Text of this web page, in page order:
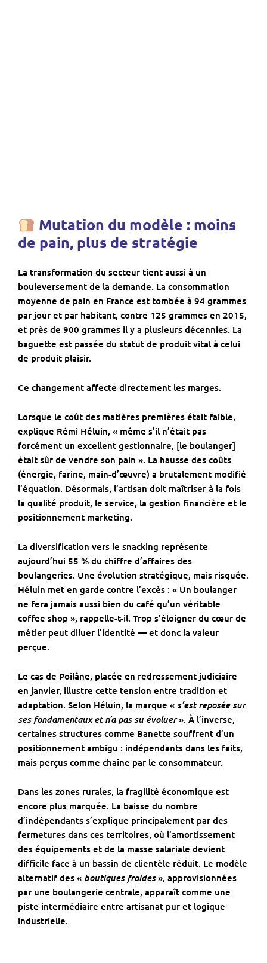
Mutation du modèle : moins
de pain, plus de stratégie
La transformation du secteur tient aussi à un
bouleversement de la demande. La consommation
moyenne de pain en France est tombée à 94 grammes
par jour et par habitant, contre 125 grammes en 2015,
et près de 900 grammes il y a plusieurs décennies. La
baguette est passée du statut de produit vital à celui
de produit plaisir.
Ce changement affecte directement les marges.
Lorsque le coût des matières premières était faible,
explique Rémi Héluin, « même s’il n’était pas
forcément un excellent gestionnaire, [le boulanger]
était sûr de vendre son pain ». La hausse des coûts
(énergie, farine, main-d’œuvre) a brutalement modifié
l’équation. Désormais, l’artisan doit maîtriser à la fois
la qualité produit, le service, la gestion financière et le
positionnement marketing.
La diversification vers le snacking représente
aujourd’hui 55 % du chiffre d’affaires des
boulangeries. Une évolution stratégique, mais risquée.
Héluin met en garde contre l’excès : « Un boulanger
ne fera jamais aussi bien du café qu’un véritable
coffee shop », rappelle-t-il. Trop s’éloigner du cœur de
métier peut diluer l’identité — et donc la valeur
perçue.
Le cas de Poilâne, placée en redressement judiciaire
en janvier, illustre cette tension entre tradition et
adaptation. Selon Héluin, la marque « s’est reposée sur
ses fondamentaux et n’a pas su évoluer». À l’inverse,
certaines structures comme Banette souffrent d’un
positionnement ambigu : indépendants dans les faits,
mais perçus comme chaîne par le consommateur.
Dans les zones rurales, la fragilité économique est
encore plus marquée. La baisse du nombre
d’indépendants s’explique principalement par des
fermetures dans ces territoires, où l’amortissement
des équipements et de la masse salariale devient
difficile face à un bassin de clientèle réduit. Le modèle
alternatif des « boutiques froides», approvisionnées
par une boulangerie centrale, apparaît comme une
piste intermédiaire entre artisanat pur et logique
industrielle.